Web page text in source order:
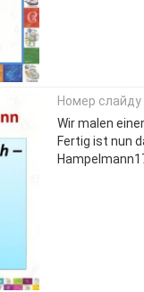
Номер слайду
Wir malen
Fertig ist nun